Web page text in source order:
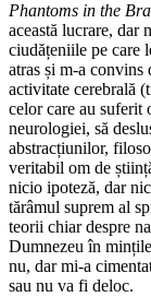
Phantoms in the
această lucrare, dar
ciudățeniile pe care
atras și m-a convins
activitate cerebrală
celor care au suferit
neurologiei, să
abstracțiunilor,
veritabil om de
nicio ipoteză, dar
tărâmul suprem al
teorii chiar despre
Dumnezeu în
nu, dar mi-a
sau nu va fi deloc.